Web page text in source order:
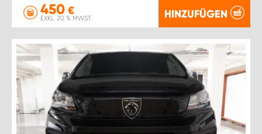
450 €
EXKL. 20 % MWST. HINZUFÜGEN